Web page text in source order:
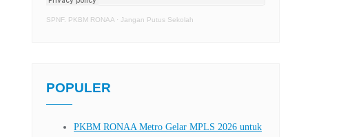
SPNF. PKBM RONAA · Jangan Putus Sekolah
POPULER